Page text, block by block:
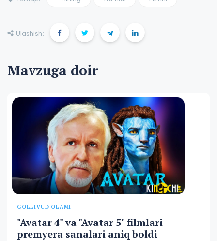
Ulashish:
Mavzuga doir
GOLLIVUD OLAMI
"Avatar 4" va "Avatar 5" filmlari
premyera sanalari aniq boldi